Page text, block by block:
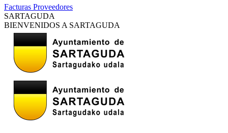
Facturas Proveedores
SARTAGUDA
BIENVENIDOS A SARTAGUDA